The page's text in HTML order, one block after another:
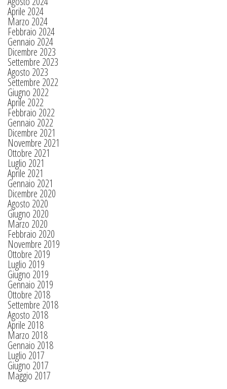
Aprile 2024
Marzo 2024
Febbraio 2024
Gennaio 2024
Dicembre 2023
Settembre 2023
Agosto 2023
Settembre 2022
Giugno 2022
Aprile 2022
Febbraio 2022
Gennaio 2022
Dicembre 2021
Novembre 2021
Ottobre 2021
Luglio 2021
Aprile 2021
Gennaio 2021
Dicembre 2020
Agosto 2020
Giugno 2020
Marzo 2020
Febbraio 2020
Novembre 2019
Ottobre 2019
Luglio 2019
Giugno 2019
Gennaio 2019
Ottobre 2018
Settembre 2018
Agosto 2018
Aprile 2018
Marzo 2018
Gennaio 2018
Luglio 2017
Giugno 2017
Maggio 2017